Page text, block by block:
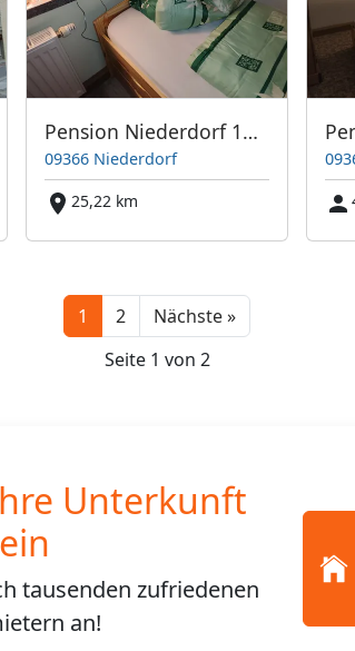
Pension Niederdorf 1&2 Bett Zimmer
09366 Niederdorf
25,22 km
1 2 Nächste »Next
Seite 1 von 2
Unterkunft
ein
tausenden zufriedenen
an!